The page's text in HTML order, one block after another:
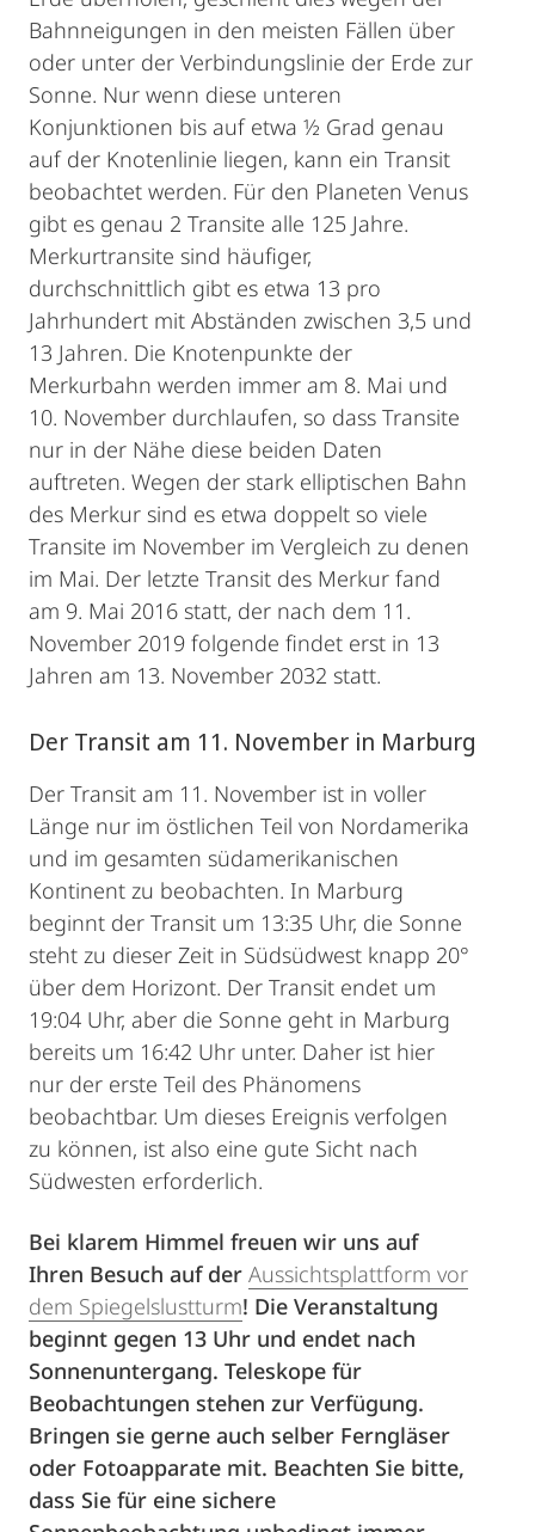
Bahnneigungen in den meisten Fällen über
oder unter der Verbindungslinie der Erde zur
Sonne. Nur wenn diese unteren
Konjunktionen bis auf etwa ½ Grad genau
auf der Knotenlinie liegen, kann ein Transit
beobachtet werden. Für den Planeten Venus
gibt es genau 2 Transite alle 125 Jahre.
Merkurtransite sind häufiger,
durchschnittlich gibt es etwa 13 pro
Jahrhundert mit Abständen zwischen 3,5 und
13 Jahren. Die Knotenpunkte der
Merkurbahn werden immer am 8. Mai und
10. November durchlaufen, so dass Transite
nur in der Nähe diese beiden Daten
auftreten. Wegen der stark elliptischen Bahn
des Merkur sind es etwa doppelt so viele
Transite im November im Vergleich zu denen
im Mai. Der letzte Transit des Merkur fand
am 9. Mai 2016 statt, der nach dem 11.
November 2019 folgende findet erst in 13
Jahren am 13. November 2032 statt.
Der Transit am 11. November in Marburg
Der Transit am 11. November ist in voller
Länge nur im östlichen Teil von Nordamerika
und im gesamten südamerikanischen
Kontinent zu beobachten. In Marburg
beginnt der Transit um 13:35 Uhr, die Sonne
steht zu dieser Zeit in Südsüdwest knapp 20°
über dem Horizont. Der Transit endet um
19:04 Uhr, aber die Sonne geht in Marburg
bereits um 16:42 Uhr unter. Daher ist hier
nur der erste Teil des Phänomens
beobachtbar. Um dieses Ereignis verfolgen
zu können, ist also eine gute Sicht nach
Südwesten erforderlich.
Bei klarem Himmel freuen wir uns auf
Ihren Besuch auf der Aussichtsplattform vor
dem Spiegelslustturm! Die Veranstaltung
beginnt gegen 13 Uhr und endet nach
Sonnenuntergang. Teleskope für
Beobachtungen stehen zur Verfügung.
Bringen sie gerne auch selber Ferngläser
oder Fotoapparate mit. Beachten Sie bitte,
dass Sie für eine sichere